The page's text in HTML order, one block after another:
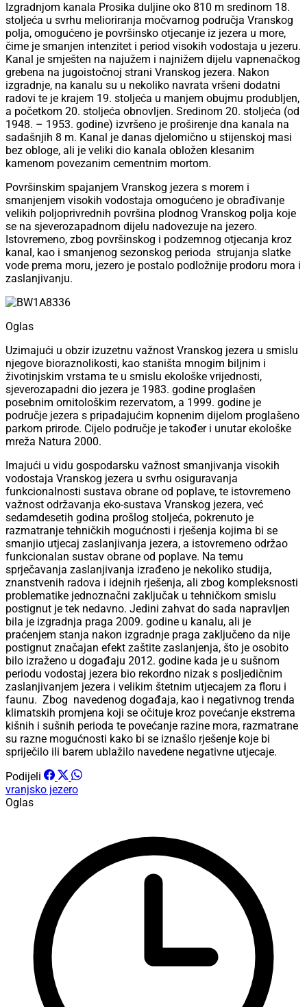
Izgradnjom kanala Prosika duljine oko 810 m sredinom 18.
stoljeća u svrhu melioriranja močvarnog područja Vranskog
polja, omogućeno je površinsko otjecanje iz jezera u more,
čime je smanjen intenzitet i period visokih vodostaja u jezeru.
Kanal je smješten na najužem i najnižem dijelu vapnenačkog
grebena na jugoistočnoj strani Vranskog jezera. Nakon
izgradnje, na kanalu su u nekoliko navrata vršeni dodatni
radovi te je krajem 19. stoljeća u manjem obujmu produbljen,
a početkom 20. stoljeća obnovljen. Sredinom 20. stoljeća (od
1948. – 1953. godine) izvršeno je proširenje dna kanala na
sadašnjih 8 m. Kanal je danas djelomično u stijenskoj masi
bez obloge, ali je veliki dio kanala obložen klesanim
kamenom povezanim cementnim mortom.
Površinskim spajanjem Vranskog jezera s morem i
smanjenjem visokih vodostaja omogućeno je obrađivanje
velikih poljoprivrednih površina plodnog Vranskog polja koje
se na sjeverozapadnom dijelu nadovezuje na jezero.
Istovremeno, zbog površinskog i podzemnog otjecanja kroz
kanal, kao i smanjenog sezonskog perioda strujanja slatke
vode prema moru, jezero je postalo podložnije prodoru mora i
zaslanjivanju.
Oglas
Uzimajući u obzir izuzetnu važnost Vranskog jezera u smislu
njegove bioraznolikosti, kao staništa mnogim biljnim i
životinjskim vrstama te u smislu ekološke vrijednosti,
sjeverozapadni dio jezera je 1983. godine proglašen
posebnim ornitološkim rezervatom, a 1999. godine je
područje jezera s pripadajućim kopnenim dijelom proglašeno
parkom prirode. Cijelo područje je također i unutar ekološke
mreža Natura 2000.
Imajući u vidu gospodarsku važnost smanjivanja visokih
vodostaja Vranskog jezera u svrhu osiguravanja
funkcionalnosti sustava obrane od poplave, te istovremeno
važnost održavanja eko-sustava Vranskog jezera, već
sedamdesetih godina prošlog stoljeća, pokrenuto je
razmatranje tehničkih mogućnosti i rješenja kojima bi se
smanjio utjecaj zaslanjivanja jezera, a istovremeno održao
funkcionalan sustav obrane od poplave. Na temu
sprječavanja zaslanjivanja izrađeno je nekoliko studija,
znanstvenih radova i idejnih rješenja, ali zbog kompleksnosti
problematike jednoznačni zaključak u tehničkom smislu
postignut je tek nedavno. Jedini zahvat do sada napravljen
bila je izgradnja praga 2009. godine u kanalu, ali je
praćenjem stanja nakon izgradnje praga zaključeno da nije
postignut značajan efekt zaštite zaslanjenja, što je osobito
bilo izraženo u događaju 2012. godine kada je u sušnom
periodu vodostaj jezera bio rekordno nizak s posljedičnim
zaslanjivanjem jezera i velikim štetnim utjecajem za floru i
faunu. Zbog navedenog događaja, kao i negativnog trenda
klimatskih promjena koji se očituje kroz povećanje ekstrema
kišnih i sušnih perioda te povećanje razine mora, razmatrane
su razne mogućnosti kako bi se iznašlo rješenje koje bi
spriječilo ili barem ublažilo navedene negativne utjecaje.
Podijeli
vranjsko jezero
Oglas